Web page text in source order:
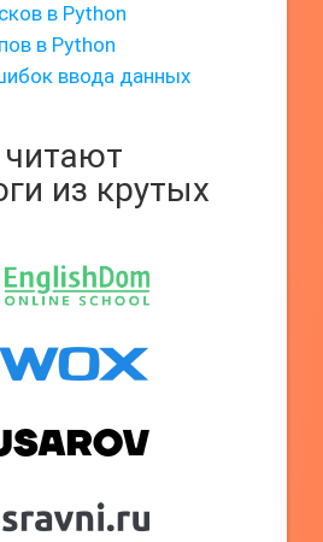
в Python
в Python
ввода данных
из крутых